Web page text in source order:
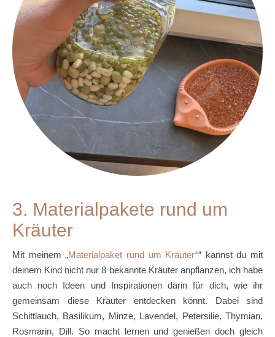
3. Materialpakete rund um
Kräuter
Mit meinem „Materialpaket rund um Kräuter “ kannst du mit
deinem Kind nicht nur 8 bekannte Kräuter anpflanzen, ich habe
auch noch Ideen und Inspirationen darin für dich, wie ihr
gemeinsam diese Kräuter entdecken könnt. Dabei sind
Schittlauch, Basilikum, Minze, Lavendel, Petersilie, Thymian,
Rosmarin, Dill. So macht lernen und genießen doch gleich